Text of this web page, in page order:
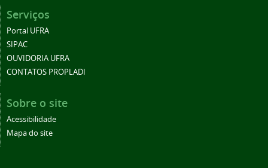
Serviços
Portal UFRA
SIPAC
OUVIDORIA UFRA
CONTATOS PROPLADI
Sobre o site
Acessibilidade
Mapa do site